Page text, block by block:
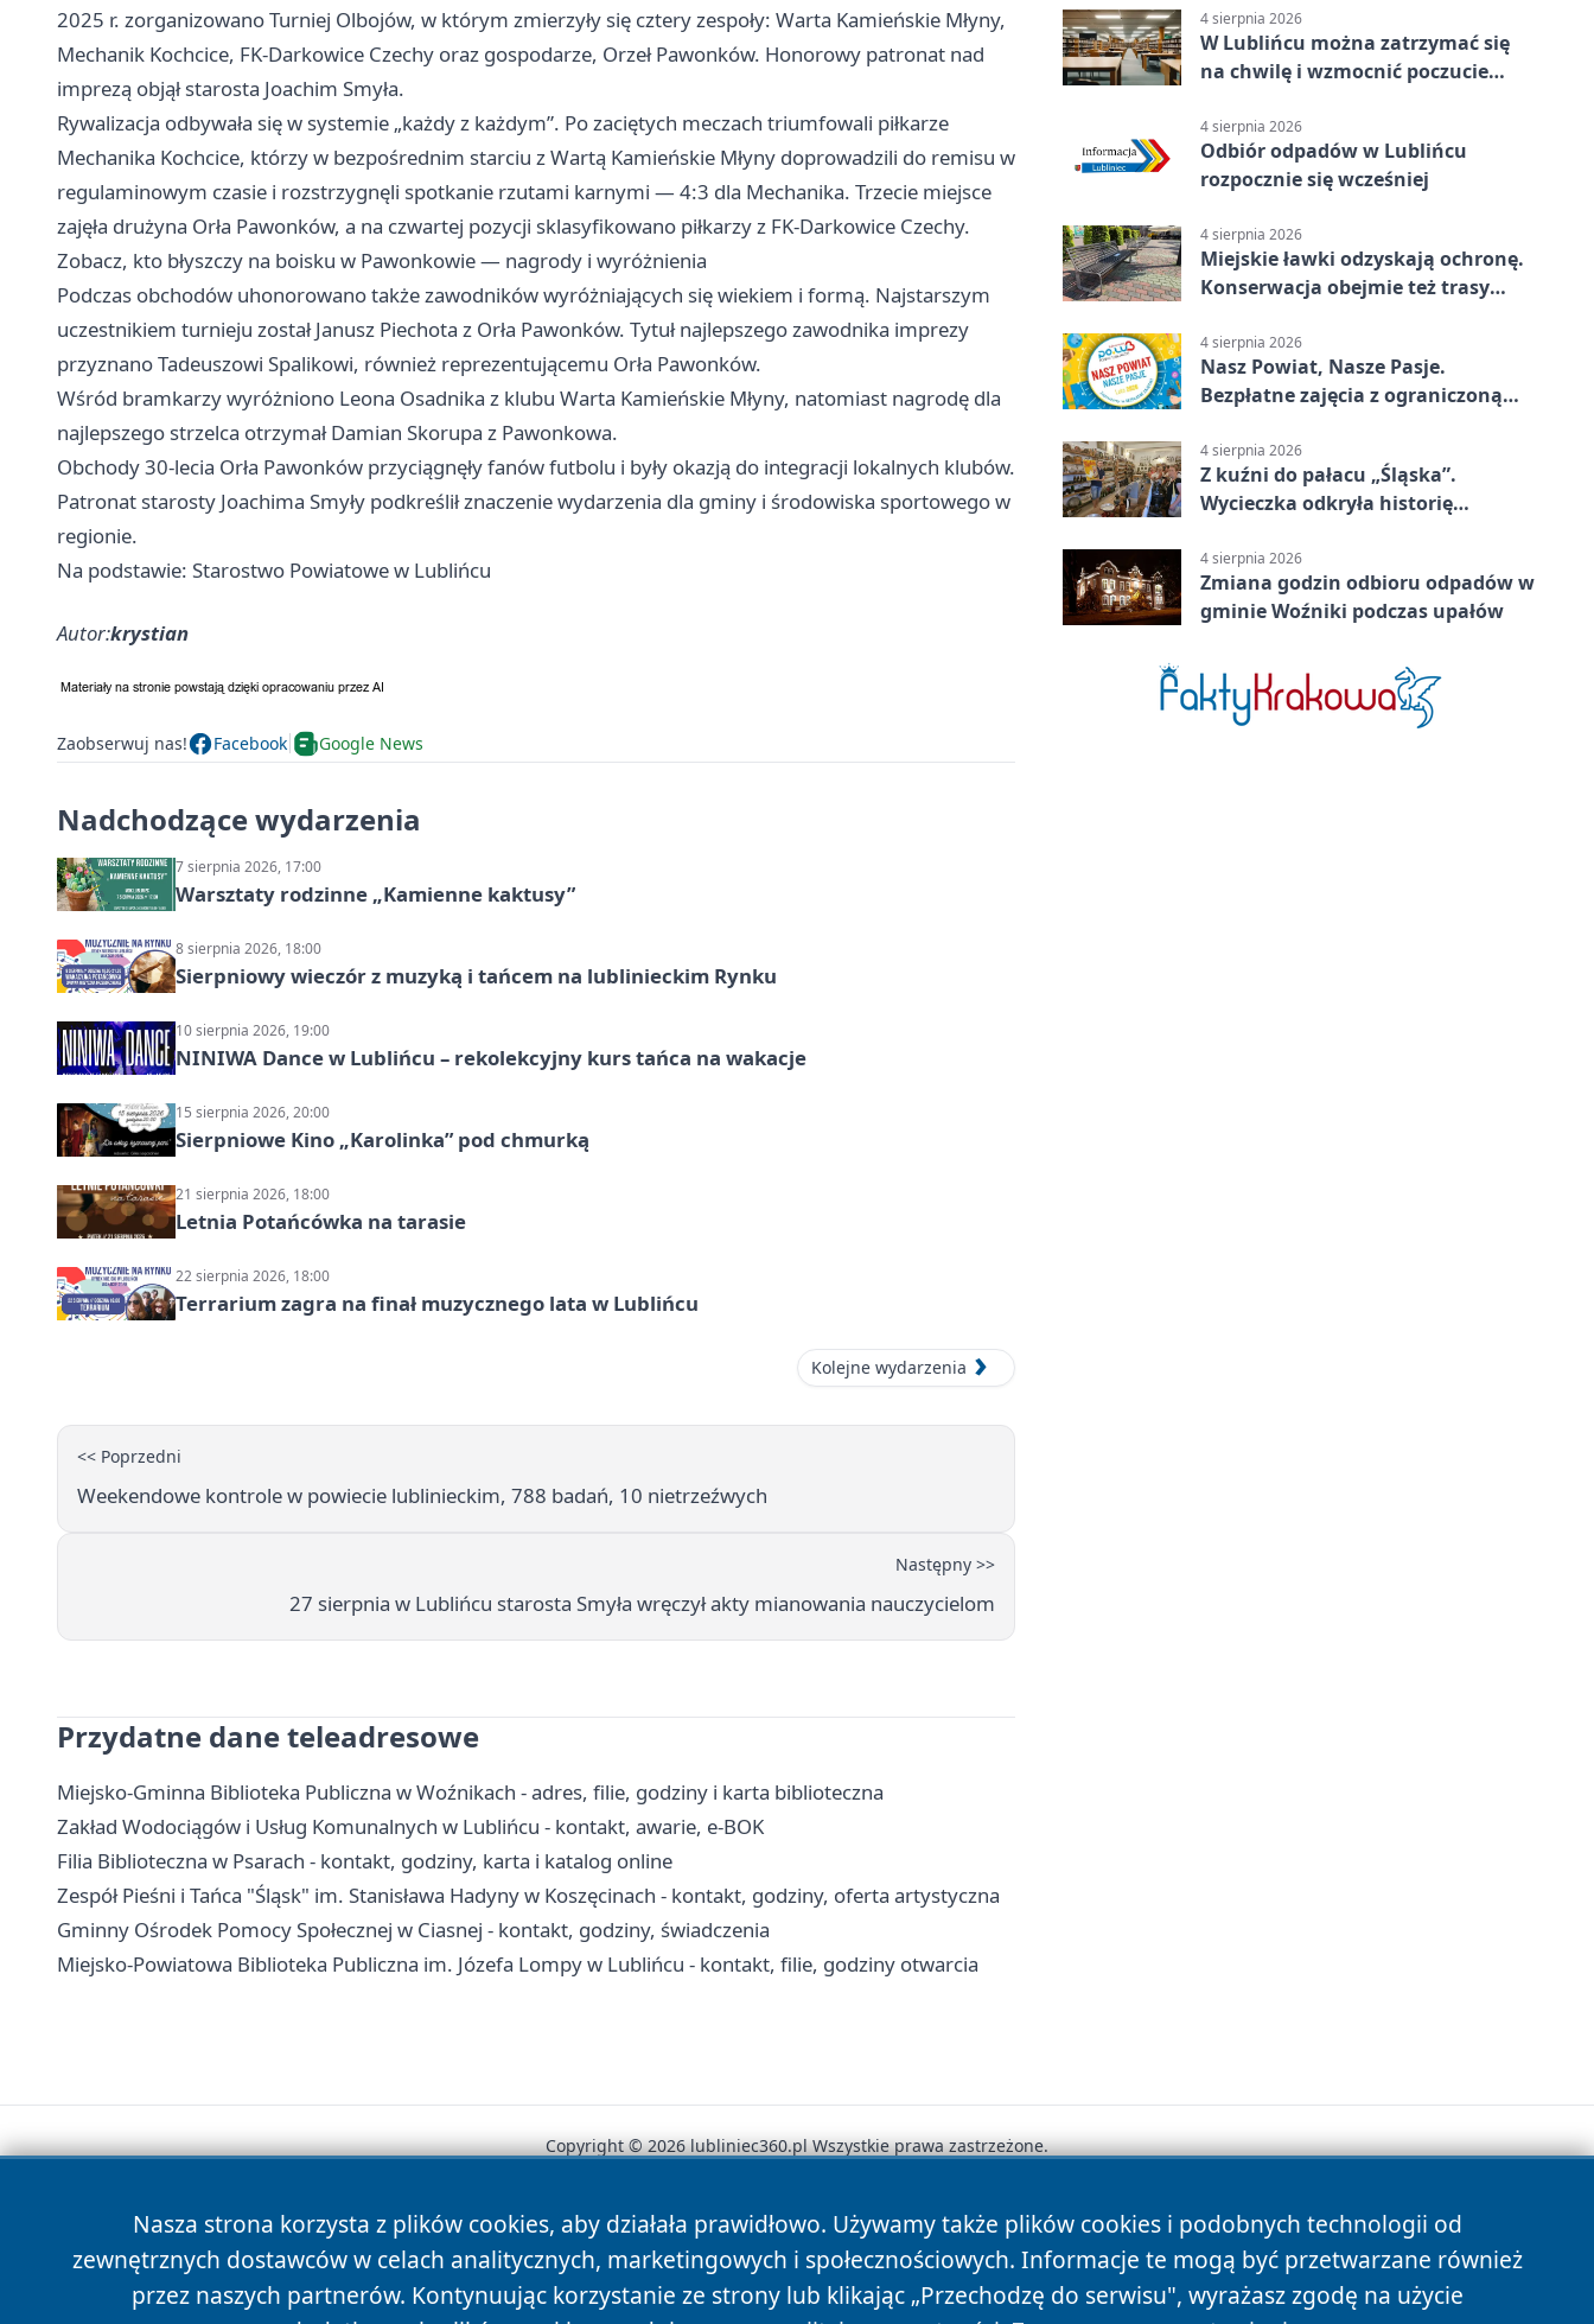
2025 r. zorganizowano Turniej Olbojów, w którym zmierzyły się cztery zespoły: Warta Kamieńskie Młyny,
Mechanik Kochcice, FK-Darkowice Czechy oraz gospodarze, Orzeł Pawonków. Honorowy patronat nad
imprezą objął starosta Joachim Smyła.
Rywalizacja odbywała się w systemie „każdy z każdym”. Po zaciętych meczach triumfowali piłkarze
Mechanika Kochcice, którzy w bezpośrednim starciu z Wartą Kamieńskie Młyny doprowadzili do remisu w
regulaminowym czasie i rozstrzygnęli spotkanie rzutami karnymi — 4:3 dla Mechanika. Trzecie miejsce
zajęła drużyna Orła Pawonków, a na czwartej pozycji sklasyfikowano piłkarzy z FK-Darkowice Czechy.
Zobacz, kto błyszczy na boisku w Pawonkowie — nagrody i wyróżnienia
Podczas obchodów uhonorowano także zawodników wyróżniających się wiekiem i formą. Najstarszym
uczestnikiem turnieju został Janusz Piechota z Orła Pawonków. Tytuł najlepszego zawodnika imprezy
przyznano Tadeuszowi Spalikowi, również reprezentującemu Orła Pawonków.
Wśród bramkarzy wyróżniono Leona Osadnika z klubu Warta Kamieńskie Młyny, natomiast nagrodę dla
najlepszego strzelca otrzymał Damian Skorupa z Pawonkowa.
Obchody 30-lecia Orła Pawonków przyciągnęły fanów futbolu i były okazją do integracji lokalnych klubów.
Patronat starosty Joachima Smyły podkreślił znaczenie wydarzenia dla gminy i środowiska sportowego w
regionie.
Na podstawie: Starostwo Powiatowe w Lublińcu
Autor:krystian
Zaobserwuj nas! Facebook Google News
Nadchodzące wydarzenia
7 sierpnia 2026, 17:00
Warsztaty rodzinne „Kamienne kaktusy”
8 sierpnia 2026, 18:00
Sierpniowy wieczór z muzyką i tańcem na lublinieckim Rynku
10 sierpnia 2026, 19:00
NINIWA Dance w Lublińcu – rekolekcyjny kurs tańca na wakacje
15 sierpnia 2026, 20:00
Sierpniowe Kino „Karolinka” pod chmurką
21 sierpnia 2026, 18:00
Letnia Potańcówka na tarasie
22 sierpnia 2026, 18:00
Terrarium zagra na finał muzycznego lata w Lublińcu
Kolejne wydarzenia
<< Poprzedni
Weekendowe kontrole w powiecie lublinieckim, 788 badań, 10 nietrzeźwych
Następny >>
27 sierpnia w Lublińcu starosta Smyła wręczył akty mianowania nauczycielom
Przydatne dane teleadresowe
Miejsko-Gminna Biblioteka Publiczna w Woźnikach - adres, filie, godziny i karta biblioteczna
Zakład Wodociągów i Usług Komunalnych w Lublińcu - kontakt, awarie, e-BOK
Filia Biblioteczna w Psarach - kontakt, godziny, karta i katalog online
Zespół Pieśni i Tańca "Śląsk" im. Stanisława Hadyny w Koszęcinach - kontakt, godziny, oferta artystyczna
Gminny Ośrodek Pomocy Społecznej w Ciasnej - kontakt, godziny, świadczenia
Miejsko-Powiatowa Biblioteka Publiczna im. Józefa Lompy w Lublińcu - kontakt, filie, godziny otwarcia
4 sierpnia 2026
W Lublińcu można zatrzymać się
na chwilę i wzmocnić poczucie
4 sierpnia 2026
Odbiór odpadów w Lublińcu
rozpocznie się wcześniej
4 sierpnia 2026
Miejskie ławki odzyskają ochronę.
Konserwacja obejmie też trasy
4 sierpnia 2026
Nasz Powiat, Nasze Pasje.
Bezpłatne zajęcia z ograniczoną
4 sierpnia 2026
Z kuźni do pałacu „Śląska”.
Wycieczka odkryła historię
4 sierpnia 2026
Zmiana godzin odbioru odpadów w
gminie Woźniki podczas upałów
Nasza strona korzysta z plików cookies, aby działała prawidłowo. Używamy także plików cookies i podobnych technologii od
zewnętrznych dostawców w celach analitycznych, marketingowych i społecznościowych. Informacje te mogą być przetwarzane również
przez naszych partnerów. Kontynuując korzystanie ze strony lub klikając „Przechodzę do serwisu", wyrażasz zgodę na użycie
Copyright © 2026 lubliniec360.pl Wszystkie prawa zastrzeżone.
News Autorzy Polityka Prywatności Polityka Cookies